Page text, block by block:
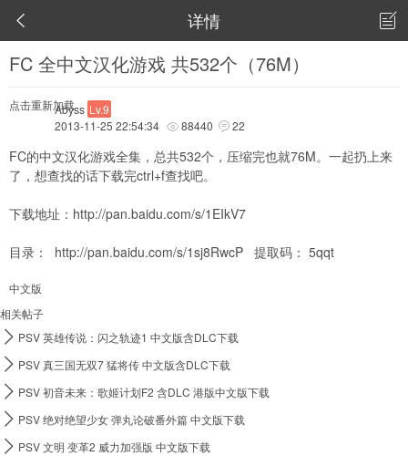
 详情 
FC 全中文汉化游戏 共532个（76M）
点击重新加载
Abyss Lv.9
2013-11-25 22:54:34  88440  22
FC的中文汉化游戏全集，总共532个，压缩完也就76M。一起扔上来
了，想查找的话下载完ctrl+f查找吧。
下载地址： http://pan.baidu.com/s/1EIkV7
目录： http://pan.baidu.com/s/1sj8RwcP 提取码： 5qqt
中文版
相关帖子
 PSV 英雄传说：闪之轨迹1 中文版含DLC下载
 PSV 真三国无双7 猛将传 中文版含DLC下载
 PSV 初音未来：歌姬计划F2 含DLC 港版中文版下载
 PSV 绝对绝望少女 弹丸论破番外篇 中文版下载
 PSV 文明 变革2 威力加强版 中文版下载